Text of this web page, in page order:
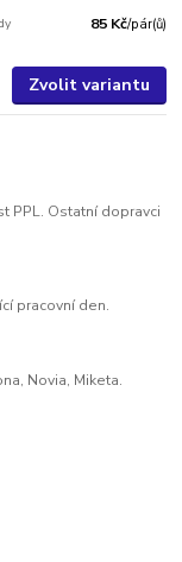
85 Kč/pár(ů)
Zvolit variantu
PPL. Ostatní dopravci
pracovní den.
Novia, Miketa.